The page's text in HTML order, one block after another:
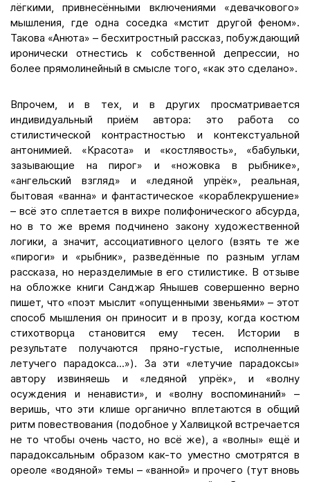
лёгкими, привнесёнными включениями «девачкового»
мышления, где одна соседка «мстит другой феном».
Такова «Анюта» – бесхитростный рассказ, побуждающий
иронически отнестись к собственной депрессии, но
более прямолинейный в смысле того, «как это сделано».
Впрочем, и в тех, и в других просматривается
индивидуальный приём автора: это работа со
стилистической контрастностью и контекстуальной
антонимией. «Красота» и «костлявость», «бабульки,
зазывающие на пирог» и «ножовка в рыбнике»,
«ангельский взгляд» и «ледяной упрёк», реальная,
бытовая «ванна» и фантастическое «кораблекрушение»
– всё это сплетается в вихре полифонического абсурда,
но в то же время подчинено закону художественной
логики, а значит, ассоциативного целого (взять те же
«пироги» и «рыбник», разведённые по разным углам
рассказа, но неразделимые в его стилистике. В отзыве
на обложке книги Санджар Янышев совершенно верно
пишет, что «поэт мыслит «опущенными звеньями» – этот
способ мышления он приносит и в прозу, когда костюм
стихотворца становится ему тесен. Истории в
результате получаются пряно-густые, исполненные
летучего парадокса...»). За эти «летучие парадоксы»
автору извиняешь и «ледяной упрёк», и «волну
осуждения и ненависти», и «волну воспоминаний» –
веришь, что эти клише органично вплетаются в общий
ритм повествования (подобное у Халвицкой встречается
не то чтобы очень часто, но всё же), а «волны» ещё и
парадоксальным образом как-то уместно смотрятся в
ореоле «водяной» темы – «ванной» и прочего (тут вновь